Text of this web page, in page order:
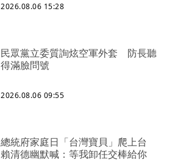
2026.08.06 15:28
民眾黨立委質詢炫空軍外套 防長聽
得滿臉問號
2026.08.06 09:55
總統府家庭日「台灣寶貝」爬上台
賴清德幽默喊：等我卸任交棒給你